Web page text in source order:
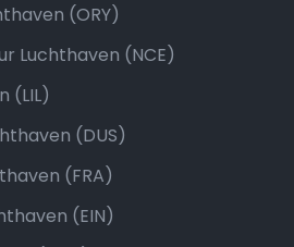
(ORY)
Luchthaven (NCE)
(LIL)
(DUS)
(FRA)
(EIN)